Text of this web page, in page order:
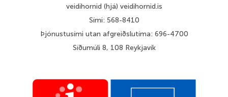
veidihornid (hjá) veidihornid.is
Sími: 568-8410
Þjónustusími utan afgreiðslutíma: 696-4700
Síðumúli 8, 108 Reykjavík